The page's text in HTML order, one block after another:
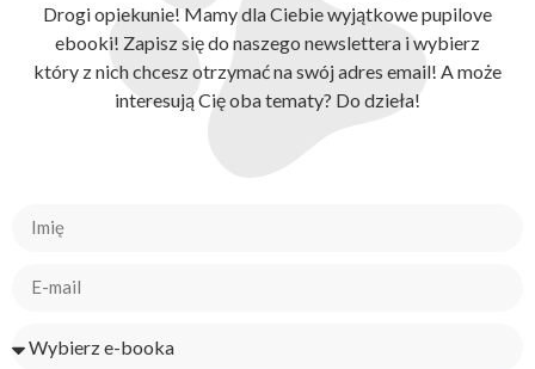
Drogi opiekunie! Mamy dla Ciebie wyjątkowe pupilove
ebooki! Zapisz się do naszego newslettera i wybierz
który z nich chcesz otrzymać na swój adres email! A może
interesują Cię oba tematy? Do dzieła!